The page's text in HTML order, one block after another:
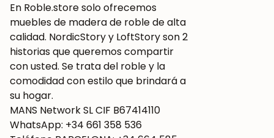
En Roble.store solo ofrecemos
muebles de madera de roble de alta
calidad. NordicStory y LoftStory son 2
historias que queremos compartir
con usted. Se trata del roble y la
comodidad con estilo que brindará a
su hogar.
MANS Network SL CIF B67414110
WhatsApp: +34 661 358 536